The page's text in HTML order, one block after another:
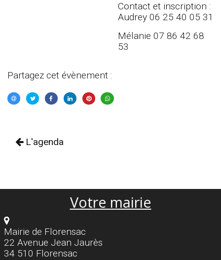
Contact et inscription :
Audrey 06 25 40 05 31
Mélanie 07 86 42 68
53
Partagez cet évènement :
L'agenda
Votre mairie
Mairie de Florensac
22 Avenue Jean Jaurès
34 510 Florensac